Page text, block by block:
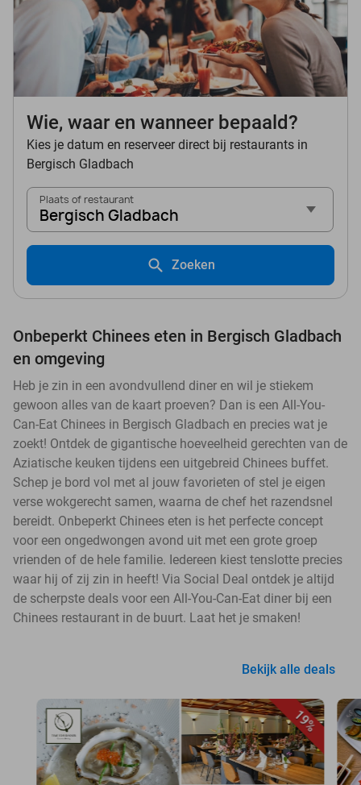
Wie, waar en wanneer bepaald?
Kies je datum en reserveer direct bij restaurants in
Bergisch Gladbach
Plaats of restaurant
Bergisch Gladbach
Zoeken
Onbeperkt Chinees eten in Bergisch Gladbach
en omgeving
Heb je zin in een avondvullend diner en wil je stiekem
gewoon alles van de kaart proeven? Dan is een All-You-
Can-Eat Chinees in Bergisch Gladbach en precies wat je
zoekt! Ontdek de gigantische hoeveelheid gerechten van de
Aziatische keuken tijdens een uitgebreid Chinees buffet.
Schep je bord vol met al jouw favorieten of stel je eigen
verse wokgerecht samen, waarna de chef het razendsnel
bereidt. Onbeperkt Chinees eten is het perfecte concept
voor een ongedwongen avond uit met een grote groep
vrienden of de hele familie. Iedereen kiest tenslotte precies
waar hij of zij zin in heeft! Via Social Deal ontdek je altijd
de scherpste deals voor een All-You-Can-Eat diner bij een
Chinees restaurant in de buurt. Laat het je smaken!
Bekijk alle deals
19%